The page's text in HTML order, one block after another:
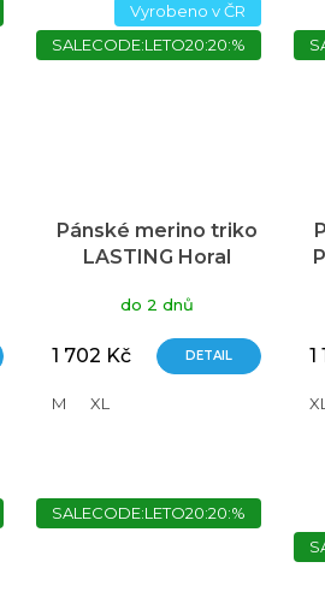
Vyrobeno v ČR
SALECODE:LETO20:20:%
Pánské merino triko
LASTING Horal
do 2 dnů
1 702 Kč DETAIL
M XL
1
XL
SALECODE:LETO20:20:%